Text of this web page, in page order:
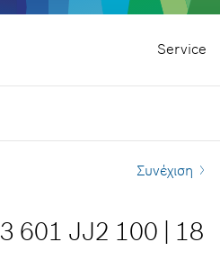
Service
Συνέχιση
3 601 JJ2 100
18